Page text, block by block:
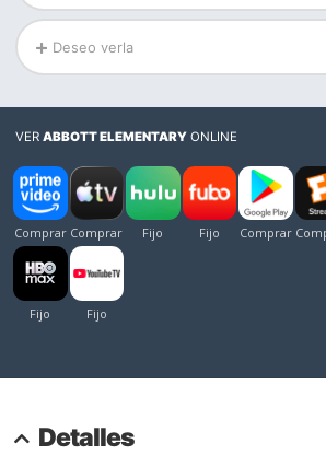
Deseo verla
VERABBOTT ELEMENTARY ONLINE
Detalles